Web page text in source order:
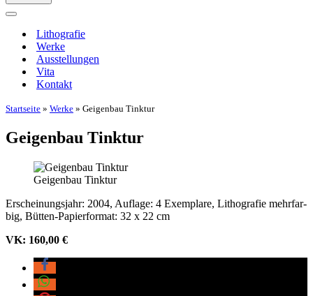
Navigationsmenü
Litho­gra­fie
Wer­ke
Aus­stel­lun­gen
Vita
Kon­takt
Startseite » Werke » Gei­gen­bau Tinktur
Gei­gen­bau Tinktur
Gei­gen­bau Tinktur
Erschei­nungs­jahr: 2004, Auf­la­ge: 4 Exem­pla­re, Litho­gra­fie mehr­far­
big, Büt­ten-Papier­for­mat: 32 x 22 cm
VK: 160,00 €